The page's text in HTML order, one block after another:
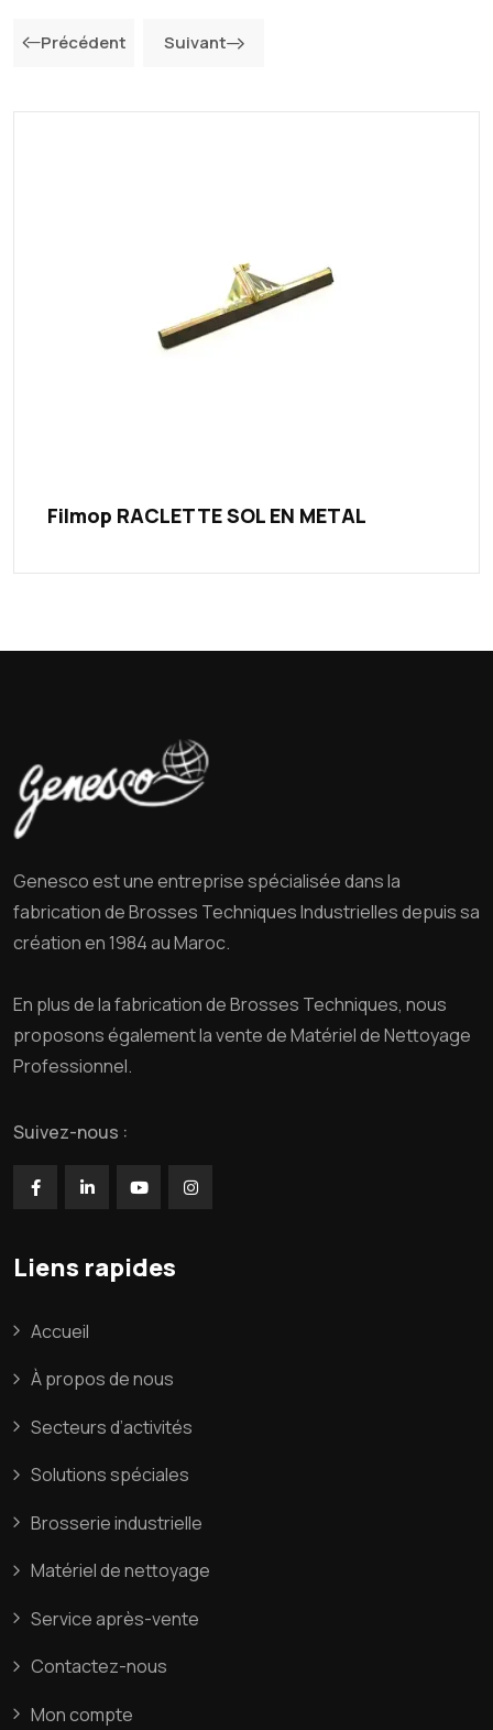
Précédent Suivant
Filmop RACLETTE SOL EN METAL
Genesco est une entreprise spécialisée dans la
fabrication de Brosses Techniques Industrielles depuis sa
création en 1984 au Maroc.
En plus de la fabrication de Brosses Techniques, nous
proposons également la vente de Matériel de Nettoyage
Professionnel.
Suivez-nous :
Liens rapides
Accueil
À propos de nous
Secteurs d’activités
Solutions spéciales
Brosserie industrielle
Matériel de nettoyage
Service après-vente
Contactez-nous
Mon compte